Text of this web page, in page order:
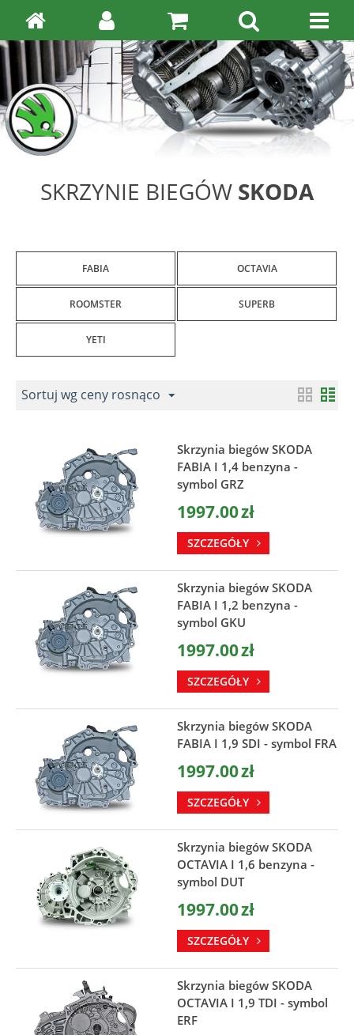
SKRZYNIE BIEGÓW SKODA
FABIA OCTAVIA
ROOMSTER SUPERB
YETI
Sortuj wg ceny rosnąco
Skrzynia biegów SKODA
FABIA I 1,4 benzyna -
symbol GRZ
1997.00zł
SZCZEGÓŁY
Skrzynia biegów SKODA
FABIA I 1,2 benzyna -
symbol GKU
1997.00zł
SZCZEGÓŁY
Skrzynia biegów SKODA
FABIA I 1,9 SDI - symbol FRA
1997.00zł
SZCZEGÓŁY
Skrzynia biegów SKODA
OCTAVIA I 1,6 benzyna -
symbol DUT
1997.00zł
SZCZEGÓŁY
Skrzynia biegów SKODA
OCTAVIA I 1,9 TDI - symbol
ERF